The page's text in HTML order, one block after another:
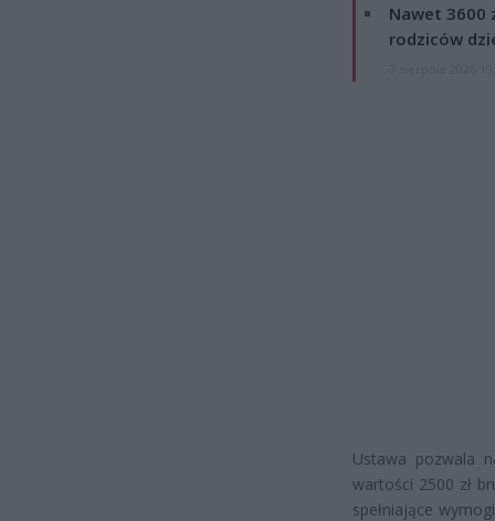
Nawet 3600
rodziców
Ustawa pozwala
wartości 2500 zł
spełniające